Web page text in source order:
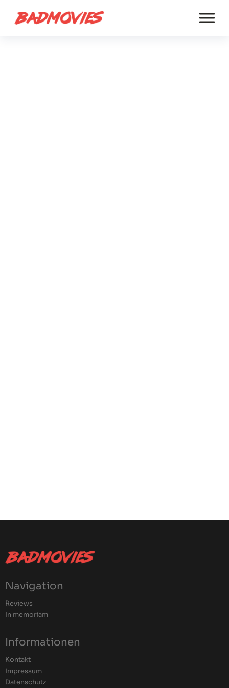
Navigation
Reviews
In memoriam
Informationen
Kontakt
Impressum
Datenschutz